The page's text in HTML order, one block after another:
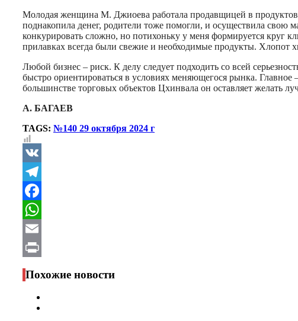
Молодая женщина М. Джиоева работала продавщицей в
поднакопила денег, родители тоже помогли, и осуществила свою
конкурировать сложно, но потихоньку у меня формируется круг
прилавках всегда были свежие и необходимые продукты. Хлопот
Любой бизнес – риск. К делу следует подходить со всей
быстро ориентироваться в условиях меняющегося рынка.
большинстве торговых объектов Цхинвала он оставляет желать
А. БАГАЕВ
TAGS: №140 29 октября 2024 г
VK
Telegram
Facebook
WhatsApp
Email
Print
Похожие новости